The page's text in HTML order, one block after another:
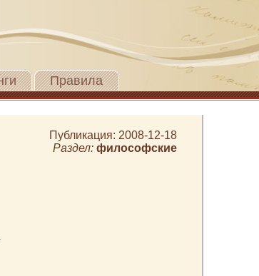
Правила
Публикация: 2008-12-18
Раздел: философские